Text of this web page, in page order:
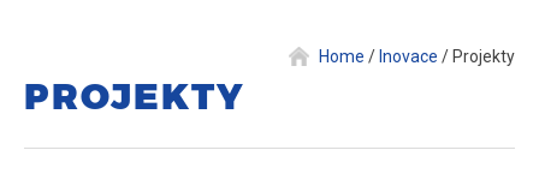
Home / Inovace / Projekty
PROJEKTY